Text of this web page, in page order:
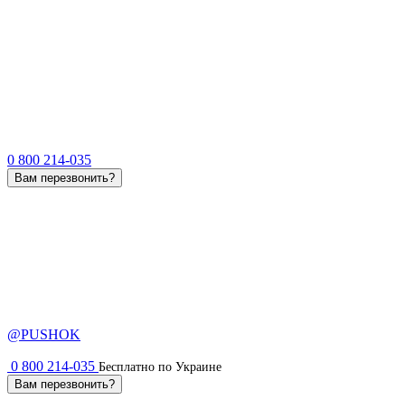
0 800 214-035
Вам перезвонить?
@PUSHOK
0 800 214-035 Бесплатно по Украине
Вам перезвонить?